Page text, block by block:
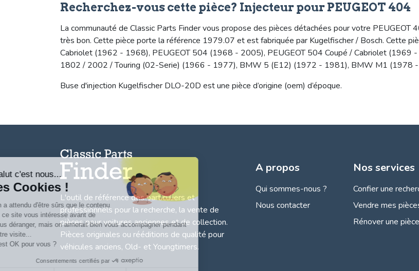
Recherchez-vous cette pièce? Injecteur pour PEUGEOT 404
La communauté de Classic Parts Finder vous propose des pièces détachées pour votre PEUGEOT
très bon. Cette pièce porte la référence 1979.07 et est fabriquée par Kugelfischer / Bosch. Cette
Cabriolet (1962 - 1968), PEUGEOT 504 (1968 - 2005), PEUGEOT 504 Coupé / Cabriolet
1802 / 2002 / Touring (02-Serie) (1966 - 1977), BMW 5 (E12) (1972 - 1981), BMW M1 (1978
Buse d'injection Kugelfischer DLO-20D est une pièce d’origine (oem) d’époque.
L'outil de référence des particuliers et
professionnels pour la recherche, la vente de
pièces pour voitures anciennes et de collection.
Pièces originales ou rééditions de qualité pour
véhicules anciens, Old- et Youngtimers.
A propos
Qui sommes-nous ?
Nous contacter
Nos services
Confier une
Vendre mes
Rénover une pièce
Salut c'est nous...
les Cookies !
On a attendu d'être sûrs que le contenu
de ce site vous intéresse avant de
vous déranger, mais on aimerait bien vous accompagner pendant
votre visite...
C'est OK pour vous ?
Consentements certifiés par